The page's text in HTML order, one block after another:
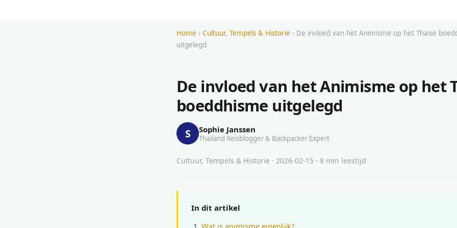
Home › Cultuur, Tempels & Historie › De invloed van het Animisme op het Thaise
uitgelegd
De invloed van het Animisme op het
boeddhisme uitgelegd
S Sophie Janssen
Thailand Reisblogger & Backpacker Expert
Cultuur, Tempels & Historie · 2026-02-15 · 8 min leestijd
In dit artikel
Wat is animisme eigenlijk?